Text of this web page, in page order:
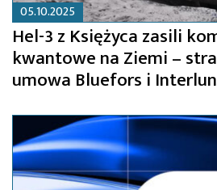
05.10.2025
Hel-3 z Księżyca zasili
kwantowe na Ziemi –
umowa Bluefors i